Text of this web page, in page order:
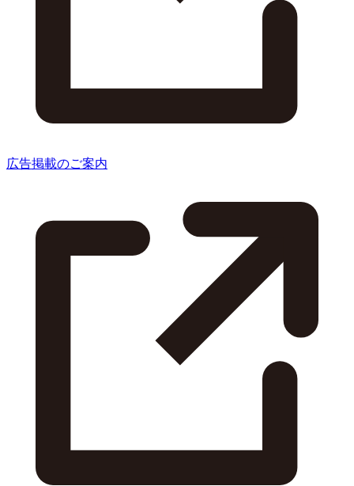
広告掲載のご案内